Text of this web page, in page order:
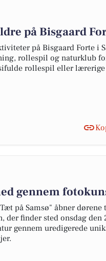
på Bisgaard
på Bisgaard Forte i
rollespil og naturklub
rollespil eller
gennem
på Samsø" åbner dørene
der finder sted onsdag
gennem uredigerede